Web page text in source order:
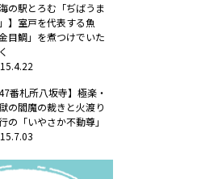
海の駅とろむ「ぢばうま
】室戸を代表する魚
金目鯛」を煮つけでいた
47番札所八坂寺】極楽・
の閻魔の裁きと火渡り
の「いやさか不動尊」